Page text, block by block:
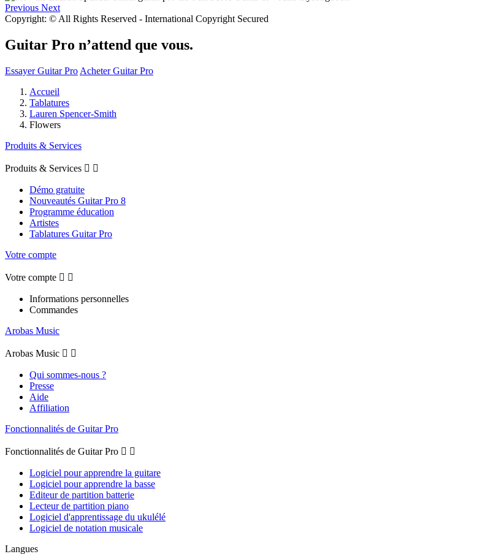
Previous Next
Copyright: © All Rights Reserved - International Copyright Secured
Guitar Pro n’attend que vous.
Essayer Guitar Pro Acheter Guitar Pro
Accueil
Tablatures
Lauren Spencer-Smith
Flowers
Produits & Services
Produits & Services  
Démo gratuite
Nouveautés Guitar Pro 8
Programme éducation
Artistes
Tablatures Guitar Pro
Votre compte
Votre compte  
Informations personnelles
Commandes
Arobas Music
Arobas Music  
Qui sommes-nous ?
Presse
Aide
Affiliation
Fonctionnalités de Guitar Pro
Fonctionnalités de Guitar Pro  
Logiciel pour apprendre la guitare
Logiciel pour apprendre la basse
Editeur de partition batterie
Lecteur de partition piano
Logiciel d'apprentissage du ukulélé
Logiciel de notation musicale
Langues